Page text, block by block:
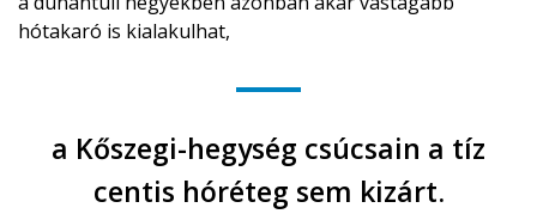
hótakaró is kialakulhat,
a Kőszegi-hegység csúcsain a tíz
centis hóréteg sem kizárt.